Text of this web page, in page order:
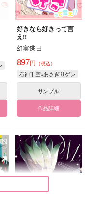
好きなら好きって言
え!!
幻実逃日
897円 （税込）
石神千空×あさぎりゲン
サンプル
作品詳細